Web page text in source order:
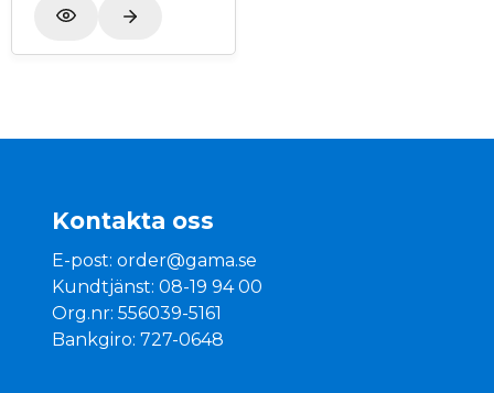
Kontakta oss
E-post:order@gama.se
Kundtjänst: 08-19 94 00
Org.nr: 556039-5161
Bankgiro: 727-0648